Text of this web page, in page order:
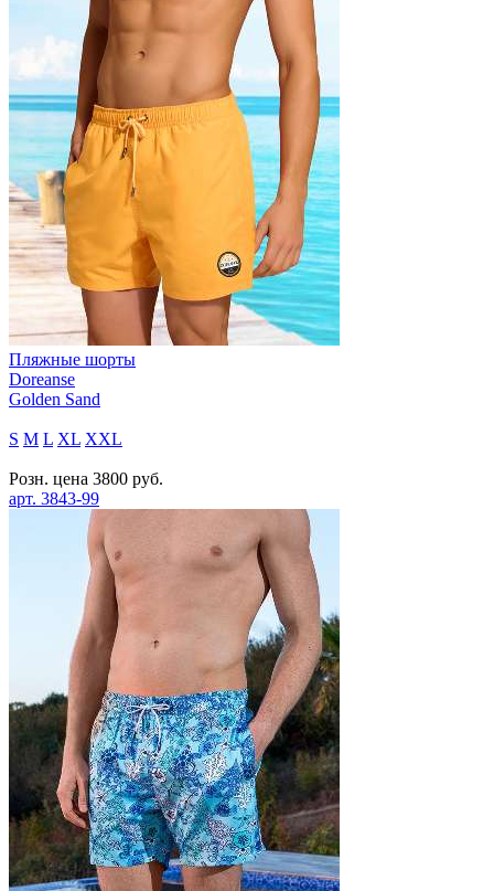
Пляжные шорты
Doreanse
Golden Sand
S M L XL XXL
Розн. цена 3800 руб.
арт. 3843-99